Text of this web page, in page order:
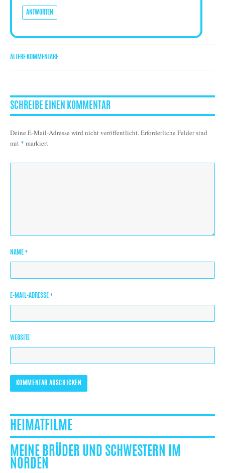
ANTWORTEN
KOMMENTARNAVIGATION
ÄLTERE KOMMENTARE
SCHREIBE EINEN KOMMENTAR
Deine E-Mail-Adresse wird nicht veröffentlicht.Erforderliche Felder sind
mit * markiert
NAME *
E-MAIL-ADRESSE *
WEBSITE
HEIMATFILME
MEINE BRÜDER UND SCHWESTERN IM
NORDEN